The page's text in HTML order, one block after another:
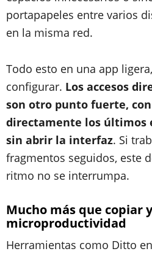
portapapeles entre varios
en la misma red.
Todo esto en una app
configurar. Los accesos
son otro punto fuerte,
directamente los últimos
sin abrir la interfaz. Si
fragmentos seguidos, este
ritmo no se interrumpa.
Mucho más que copiar
microproductividad
Herramientas como Ditto